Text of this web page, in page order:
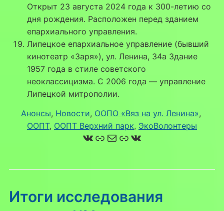
Открыт 23 августа 2024 года к 300-летию со
дня рождения. Расположен перед зданием
епархиального управления.
Липецкое епархиальное управление (бывший
кинотеатр «Заря»), ул. Ленина, 34а Здание
1957 года в стиле советского
неоклассицизма. С 2006 года — управление
Липецкой митрополии.
Анонсы, Новости, ООПО «Вяз на ул. Ленина»
ООПТ, ООПТ Верхний парк, ЭкоВолонтеры
ВКонтакте
Ссылка
Почта
Ссылка
ВКонтакте
Итоги исследования